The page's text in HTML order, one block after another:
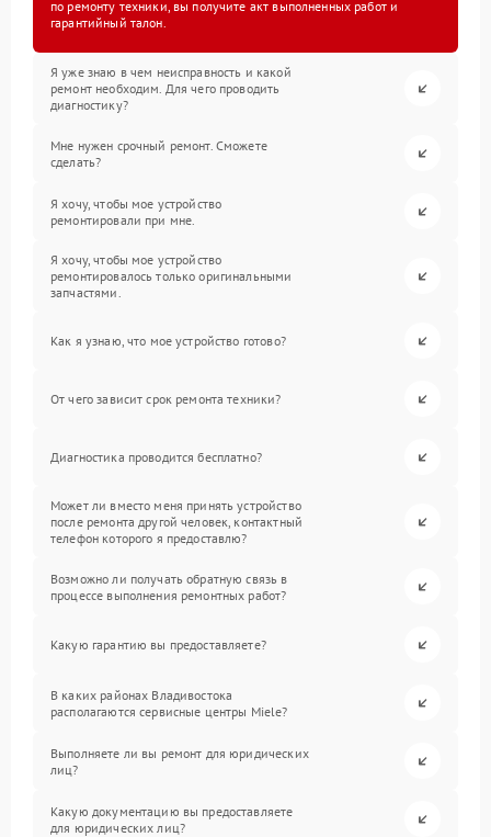
по ремонту техники, вы получите акт выполненных работ и
гарантийный талон.
Я уже знаю в чем неисправность и какой
ремонт необходим. Для чего проводить
диагностику?
Мне нужен срочный ремонт. Сможете
сделать?
Я хочу, чтобы мое устройство
ремонтировали при мне.
Я хочу, чтобы мое устройство
ремонтировалось только оригинальными
запчастями.
Как я узнаю, что мое устройство готово?
От чего зависит срок ремонта техники?
Диагностика проводится бесплатно?
Может ли вместо меня принять устройство
после ремонта другой человек, контактный
телефон которого я предоставлю?
Возможно ли получать обратную связь в
процессе выполнения ремонтных работ?
Какую гарантию вы предоставляете?
В каких районах Владивостока
располагаются сервисные центры Miele?
Выполняете ли вы ремонт для юридических
лиц?
Какую документацию вы предоставляете
для юридических лиц?